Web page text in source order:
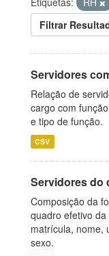
Filtrar
Servidores
Relação de
cargo com
e tipo de função.
CSV
Servidores do
Composição da
quadro efetivo
matrícula, nome,
sexo.